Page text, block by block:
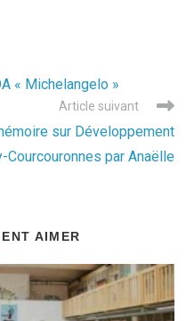
« Michelangelo »
Article suivant
sur Développement
Courcouronnes par Anaëlle
AIMER